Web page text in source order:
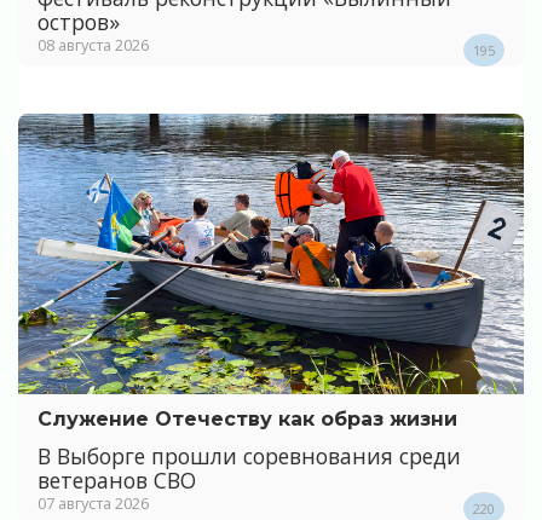
остров»
08 августа 2026 195
Служение Отечеству как образ жизни
В Выборге прошли соревнования среди
ветеранов СВО
07 августа 2026 220